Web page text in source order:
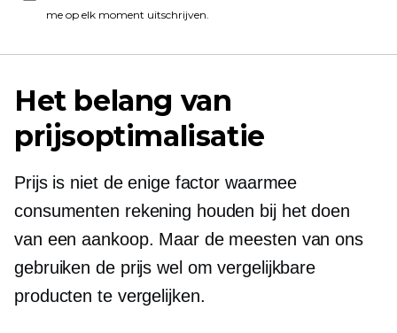
me op elk moment uitschrijven.
Het belang van
prijsoptimalisatie
Prijs is niet de enige factor waarmee
consumenten rekening houden bij het doen
van een aankoop. Maar de meesten van ons
gebruiken de prijs wel om vergelijkbare
producten te vergelijken.